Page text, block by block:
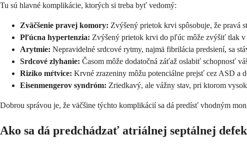
Tu sú hlavné komplikácie, ktorých si treba byť vedomý:
Zväčšenie pravej komory: Zvýšený prietok krvi spôsobuje, že pravá
Pľúcna hypertenzia: Zvýšený prietok krvi do pľúc môže zvýšiť tlak
Arytmie: Nepravidelné srdcové rytmy, najmä fibrilácia predsiení, sa
Srdcové zlyhanie: Časom môže dodatočná záťaž oslabiť schopnosť
Riziko mŕtvice: Krvné zrazeniny môžu potenciálne prejsť cez ASD a
Eisenmengerov syndróm: Zriedkavý, ale vážny stav, pri ktorom
Dobrou správou je, že väčšine týchto komplikácií sa dá predísť vhodným
Ako sa dá predchádzať atriálnej septálnej